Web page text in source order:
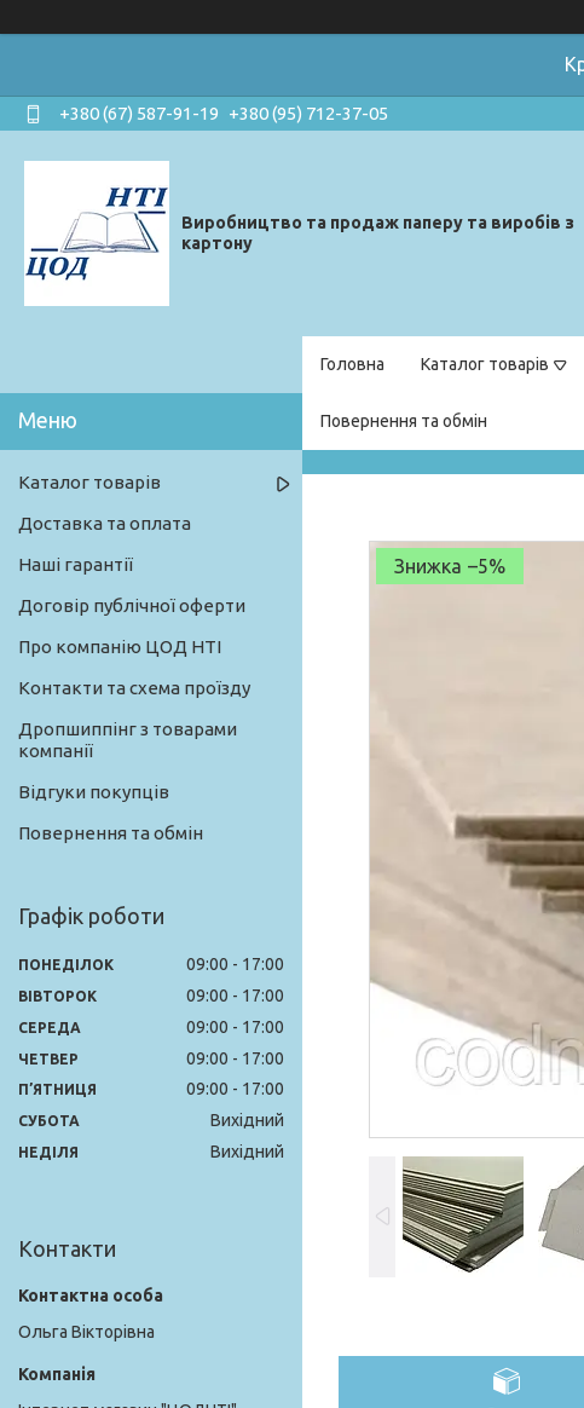
+380 (67) 587-91-19 +380 (95) 712-37-05
Виробництво та продаж паперу та виробів з
картону
Головна Каталог товарів
Повернення та обмін
–5%
Каталог товарів
Доставка та оплата
Наші гарантії
Договір публічної оферти
Про компанію ЦОД НТІ
Контакти та схема проїзду
Дропшиппінг з товарами
компанії
Відгуки покупців
Повернення та обмін
Графік роботи
ПОНЕДІЛОК 09:00 17:00
ВІВТОРОК 09:00 17:00
СЕРЕДА 09:00 17:00
ЧЕТВЕР 09:00 17:00
ПʼЯТНИЦЯ 09:00 17:00
СУБОТА Вихідний
НЕДІЛЯ Вихідний
Контакти
Ольга Вікторівна